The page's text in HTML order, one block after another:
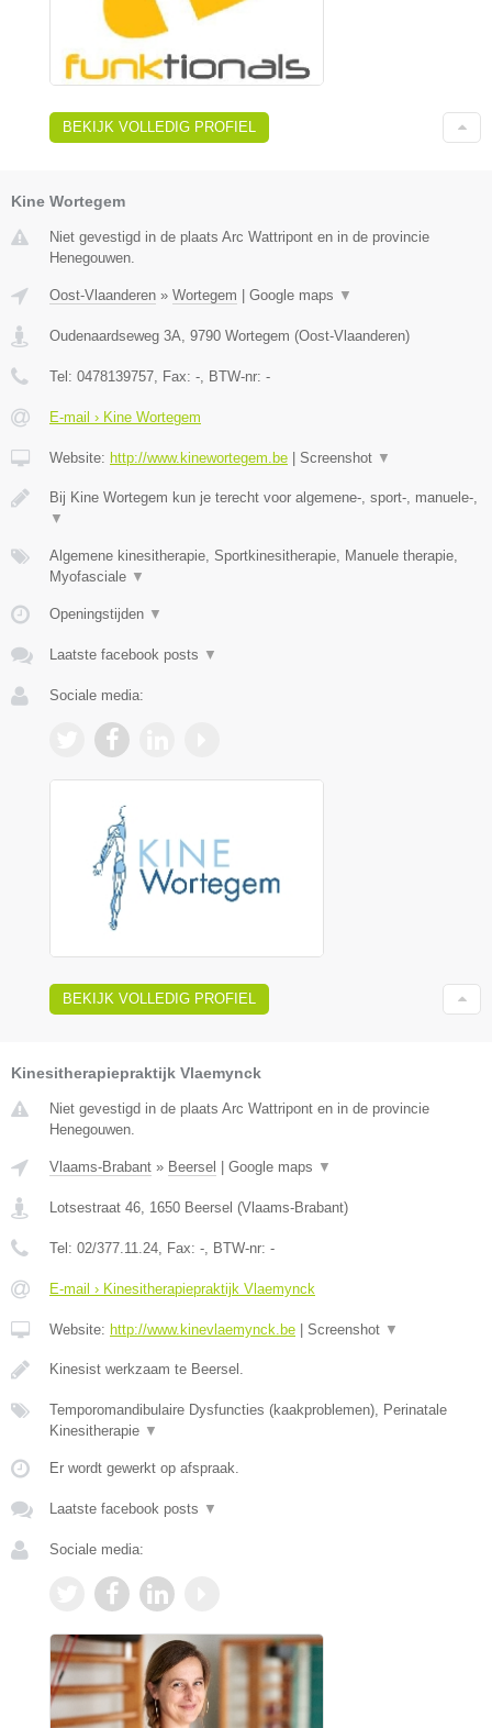
BEKIJK VOLLEDIG PROFIEL
Kine Wortegem
Niet gevestigd in de plaats Arc Wattripont en in de provincie
Henegouwen.
Oost-Vlaanderen » Wortegem Google maps ▼
Oudenaardseweg 3A, 9790 Wortegem (Oost-Vlaanderen)
Tel: 0478139757, Fax: -, BTW-nr: -
E-mail › Kine Wortegem
Website: http://www.kinewortegem.be Screenshot ▼
Bij Kine Wortegem kun je terecht voor algemene-, sport-, manuele-,
▼
Algemene kinesitherapie, Sportkinesitherapie, Manuele therapie,
Myofasciale ▼
Openingstijden ▼
Laatste facebook posts ▼
Sociale media:
BEKIJK VOLLEDIG PROFIEL
Kinesitherapiepraktijk Vlaemynck
Niet gevestigd in de plaats Arc Wattripont en in de provincie
Henegouwen.
Vlaams-Brabant » Beersel Google maps ▼
Lotsestraat 46 1650 Beersel (Vlaams-Brabant)
Tel: 02/377.11.24 , Fax: - , BTW-nr: -
E-mail › Kinesitherapiepraktijk Vlaemynck
Website: http://www.kinevlaemynck.be Screenshot ▼
Kinesist werkzaam te Beersel.
Temporomandibulaire Dysfuncties (kaakproblemen), Perinatale
Kinesitherapie ▼
Er wordt gewerkt op afspraak.
Laatste facebook posts ▼
Sociale media: